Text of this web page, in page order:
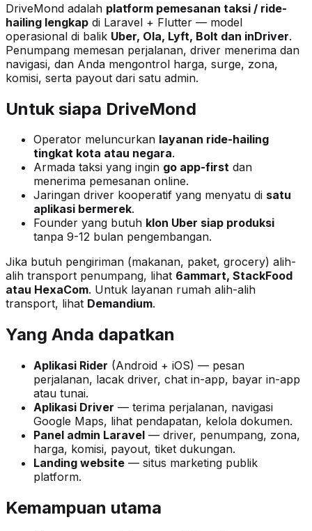
DriveMond adalah platform pemesanan taksi / ride-
hailing lengkap di Laravel + Flutter — model
operasional di balik Uber, Ola, Lyft, Bolt dan inDriver.
Penumpang memesan perjalanan, driver menerima dan
navigasi, dan Anda mengontrol harga, surge, zona,
komisi, serta payout dari satu admin.
Untuk siapa DriveMond
Operator meluncurkan layanan ride-hailing
tingkat kota atau negara.
Armada taksi yang ingin go app-first dan
menerima pemesanan online.
Jaringan driver kooperatif yang menyatu di satu
aplikasi bermerek.
Founder yang butuh klon Uber siap produksi
tanpa 9-12 bulan pengembangan.
Jika butuh pengiriman (makanan, paket, grocery) alih-
alih transport penumpang, lihat 6ammart, StackFood
atau HexaCom. Untuk layanan rumah alih-alih
transport, lihat Demandium.
Yang Anda dapatkan
Aplikasi Rider (Android + iOS) — pesan
perjalanan, lacak driver, chat in-app, bayar in-app
atau tunai.
Aplikasi Driver — terima perjalanan, navigasi
Google Maps, lihat pendapatan, kelola dokumen.
Panel admin Laravel — driver, penumpang, zona,
harga, komisi, payout, tiket dukungan.
Landing website — situs marketing publik
platform.
Kemampuan utama